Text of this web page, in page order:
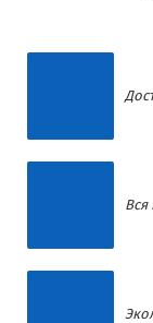
Вся